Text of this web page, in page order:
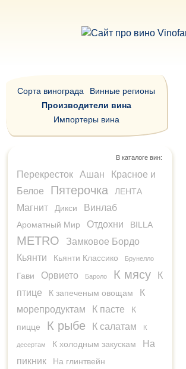
Сорта винограда
Винные регионы
Производители вина
Импортеры вина
В каталоге вин:
Перекресток Ашан
Красное и
Белое
Пятерочка ЛЕНТА
Магнит Дикси Винлаб
Ароматный Мир Отдохни BILLA
METRO
Замковое Бордо
Кьянти
Кьянти Классико Брунелло
Гави Орвието Бароло К мясу
К
птице
К запеченым овощам
К
морепродуктам
К пасте
К
пицце
К рыбе К салатам К
десертам К холодным закускам
На
пикник
На глинтвейн